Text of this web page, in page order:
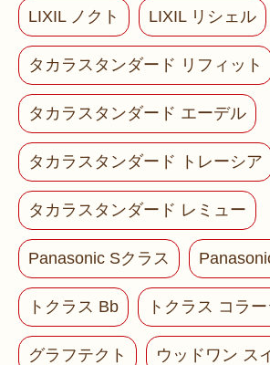
LIXIL ノクト LIXIL リシェル
タカラスタンダード リフィット
タカラスタンダード エーデル
タカラスタンダード トレーシア
タカラスタンダード レミュー
Panasonic Sクラス
トクラス Bb トクラス コラ
グラフテクト ウッドワン ス